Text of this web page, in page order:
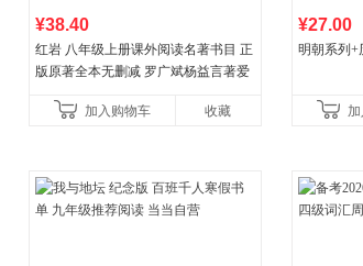
¥38.40
红岩 八年级上册课外阅读名著书目 正
版原著全本无删减 罗广斌杨益言著爱
国青年出版社加入购物车 收藏
¥27.00
明朝系列+